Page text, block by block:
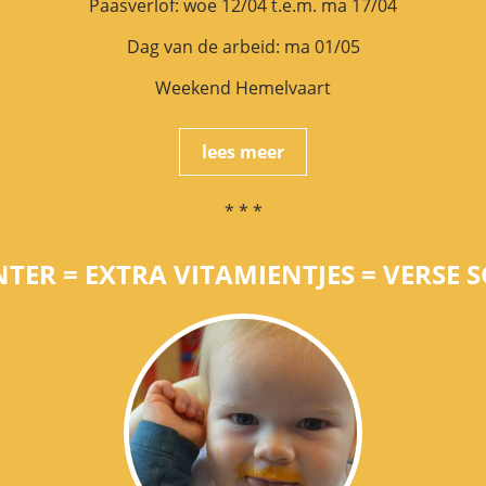
Paasverlof: woe 12/04 t.e.m. ma 17/04
Dag van de arbeid: ma 01/05
Weekend Hemelvaart
lees meer
* * *
= EXTRA VITAMIENTJES = VERSE